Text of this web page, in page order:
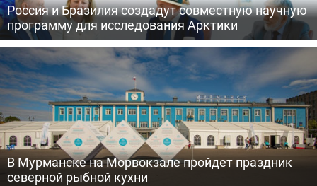
Россия и Бразилия создадут совместную научную
программу для исследования Арктики
В Мурманске на Морвокзале пройдет праздник
северной рыбной кухни